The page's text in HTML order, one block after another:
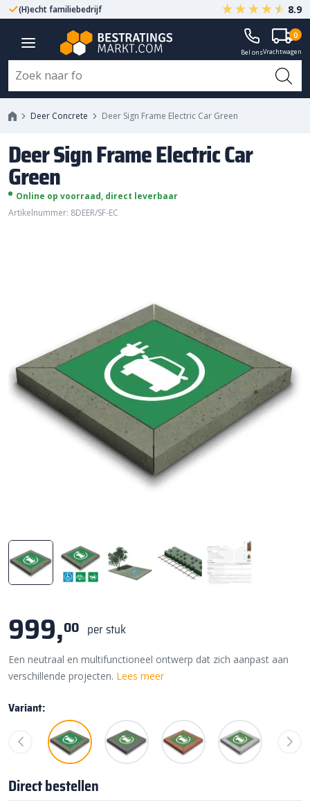
(H)echt familiebedrijf Gegarandeerd A-kwaliteit
8.9
Bel onsVrachtwagen
0
Deer Concrete Deer Sign Frame Electric Car Green
Deer Sign Frame Electric Car
Green
Online op voorraad, direct leverbaar
Artikelnummer: 8DEER/SF-EC
999,00 per stuk
Een neutraal en multifunctioneel ontwerp dat zich aanpast aan
verschillende projecten. Lees meer
Variant:
Direct bestellen
Deer Sign Frame Electric Car
Green